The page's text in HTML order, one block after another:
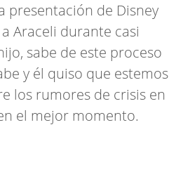
presentación de Disney
Araceli durante casi
sabe de este proceso
y él quiso que estemos
los rumores de crisis en
el mejor momento.